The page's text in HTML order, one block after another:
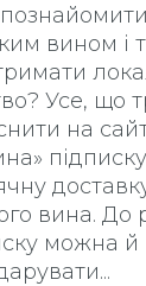
вином і
Усе, що
на
вина. До
можна й